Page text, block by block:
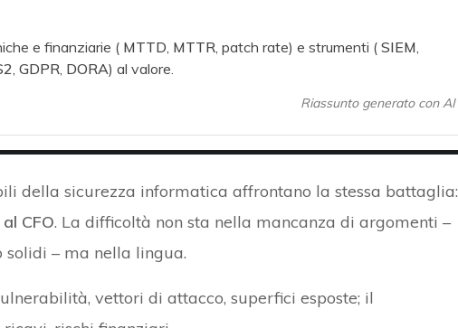
e finanziarie ( MTTD, MTTR, patch rate) e strumenti ( SIEM,
, GDPR, DORA) al valore.
Riassunto generato con AI
della sicurezza informatica affrontano la stessa battaglia:
CFO. La difficoltà non sta nella mancanza di argomenti –
solidi – ma nella lingua.
vettori di attacco, superfici esposte; il